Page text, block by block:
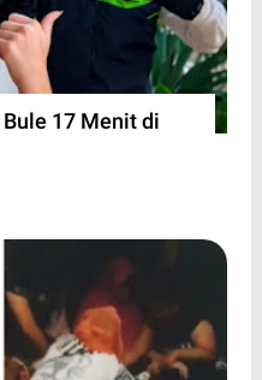
17 Menit di